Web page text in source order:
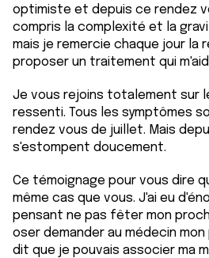
optimiste et depuis ce rendez
compris la complexité et la
mais je remercie chaque jour la
proposer un traitement qui
Je vous rejoins totalement sur
ressenti. Tous les symptômes
rendez vous de juillet. Mais
s'estompent doucement.
Ce témoignage pour vous dire
même cas que vous. J'ai eu
pensant ne pas fêter mon
oser demander au médecin
dit que je pouvais associer ma